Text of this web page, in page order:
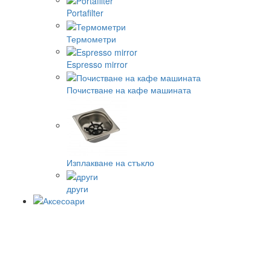
Portafilter
Термометри
Espresso mirror
Почистване на кафе машината
Изплакване на стъкло
други